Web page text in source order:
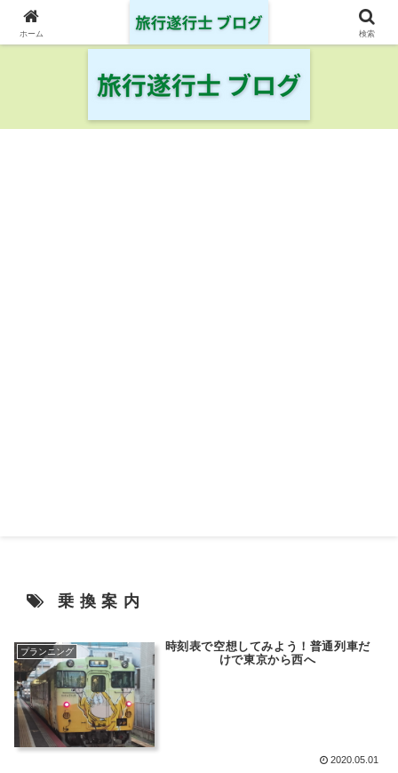
日本の鉄道・空港を制覇した旅行遂行士の旅の記録
乗換案内
プランニング
時刻表で空想してみよう！普通列車だ
けで東京から西へ
2020.05.01
ホーム 検索